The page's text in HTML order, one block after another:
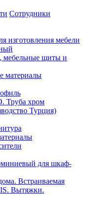
Сотрудники
изготовления мебели
щиты и
материалы
Труба хром
Турция)
для шкаф-
Встраиваемая
Вытяжки.